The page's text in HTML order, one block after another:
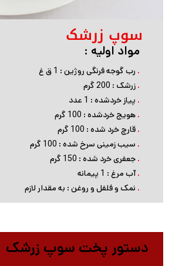
سوپ زرشک
مواد اولیه :
. رب گوجه فرنگی روژین : 1 ق غ
. زرشک : 200 گرم
. پیاز خردشده : 1 عدد
. هویج خردشده : 100 گرم
. قارچ خرد شده : 100 گرم
. سیب زمینی سرخ شده : 100 گرم
. جعفری خرد شده : 150 گرم
.آب مرغ : 1 پیمانه
. نمک و فلفل و روغن : به مقدار لازم
دستور پخت سوپ زرشک